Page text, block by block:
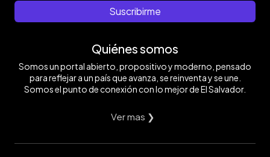
Suscribirme
Quiénes somos
Somos un portal abierto, propositivo y moderno, pensado
para reflejar a un país que avanza, se reinventa y se une.
Somos el punto de conexión con lo mejor de El Salvador.
Ver mas ❯